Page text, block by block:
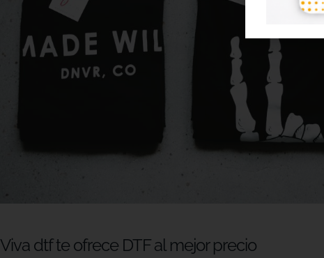
Viva dtf te ofrece DTF al mejor precio